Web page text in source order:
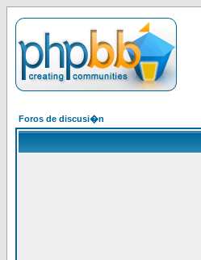
Foros de discusi�n